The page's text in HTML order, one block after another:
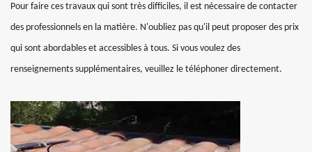
Pour faire ces travaux qui sont très difficiles, il est nécessaire de contacter
des professionnels en la matière. N'oubliez pas qu'il peut proposer des prix
qui sont abordables et accessibles à tous. Si vous voulez des
renseignements supplémentaires, veuillez le téléphoner directement.